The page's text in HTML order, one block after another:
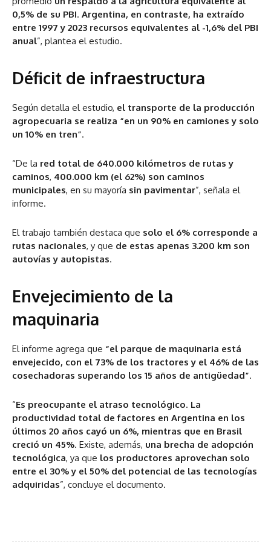
0,5% de su PBI. Argentina, en contraste, ha extraído
entre 1997 y 2023 recursos equivalentes al -1,6% del PBI
anual”, plantea el estudio.
Déficit de infraestructura
Según detalla el estudio, el transporte de la producción
agropecuaria se realiza “en un 90% en camiones y solo
un 10% en tren”.
“De la red total de 640.000 kilómetros de rutas y
caminos, 400.000 km (el 62%) son caminos
municipales, en su mayoría sin pavimentar”, señala el
informe.
El trabajo también destaca que solo el 6% corresponde a
rutas nacionales, y que de estas apenas 3.200 km son
autovías y autopistas.
Envejecimiento de la
maquinaria
El informe agrega que “el parque de maquinaria está
envejecido, con el 73% de los tractores y el 46% de las
cosechadoras superando los 15 años de antigüedad”.
“Es preocupante el atraso tecnológico. La
productividad total de factores en Argentina en los
últimos 20 años cayó un 6%, mientras que en Brasil
creció un 45%. Existe, además, una brecha de adopción
tecnológica, ya que los productores aprovechan solo
entre el 30% y el 50% del potencial de las tecnologías
adquiridas”, concluye el documento.